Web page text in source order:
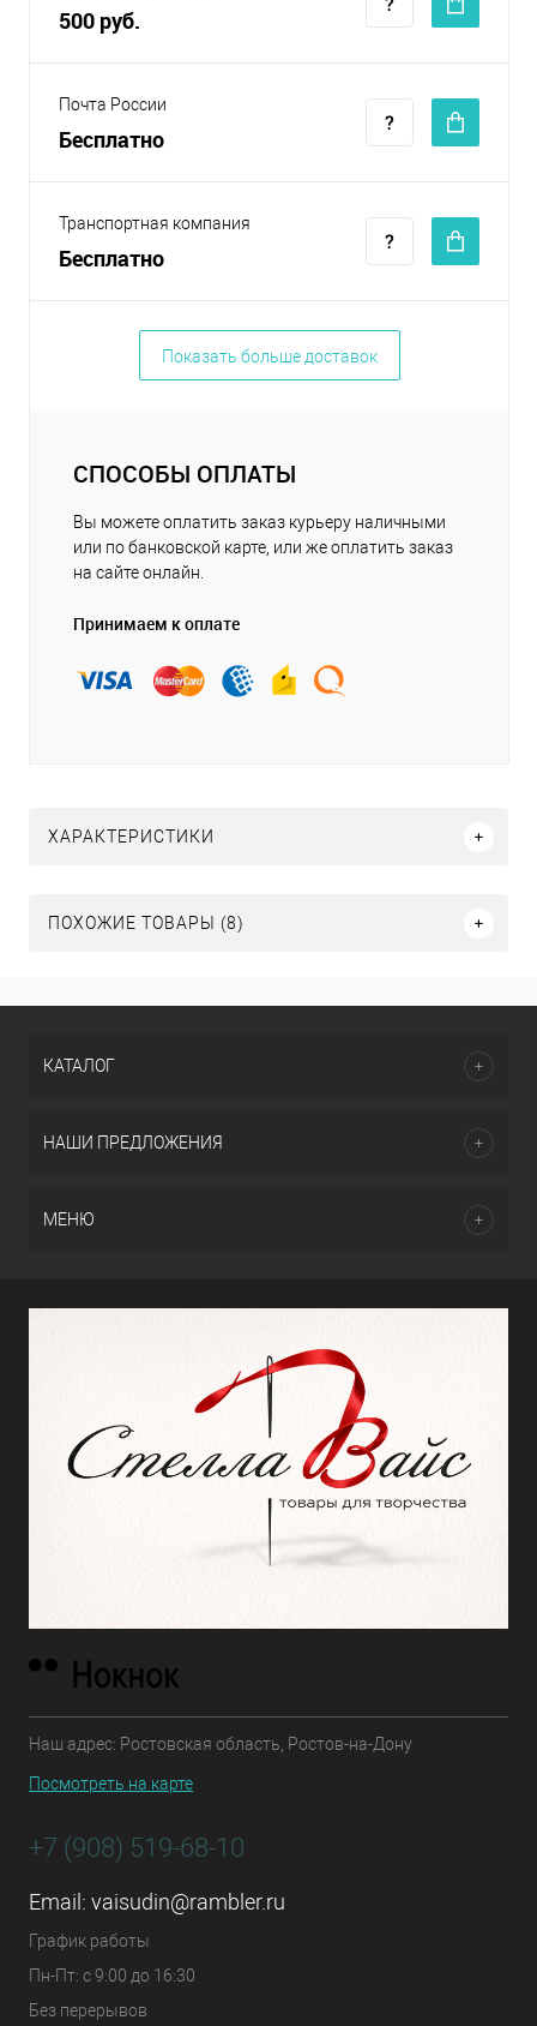
500 руб.
Почта России
Бесплатно
Транспортная компания
Бесплатно
Показать больше доставок
СПОСОБЫ ОПЛАТЫ
Вы можете оплатить заказ курьеру наличными
или по банковской карте, или же оплатить заказ
на сайте онлайн.
Принимаем к оплате
ХАРАКТЕРИСТИКИ
ПОХОЖИЕ ТОВАРЫ (8)
КАТАЛОГ
НАШИ ПРЕДЛОЖЕНИЯ
МЕНЮ
Наш адрес: Ростовская область, Ростов-на-Дону
Посмотреть на карте
+7 (908) 519-68-10
Email: vaisudin@rambler.ru
График работы
Пн-Пт: с 9:00 до 16:30
Без перерывов